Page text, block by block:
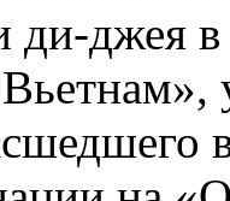
ди-джея